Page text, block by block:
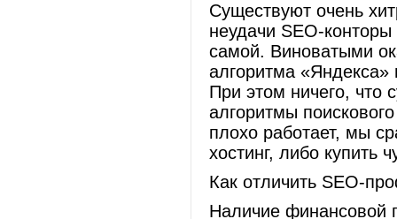
Существуют очень
неудачи SEO-
самой. Виноватыми
алгоритма
При этом ничего, что
алгоритмы
плохо работает, мы
хостинг, либо купить
Как отличить SEO-
Наличие финансовой